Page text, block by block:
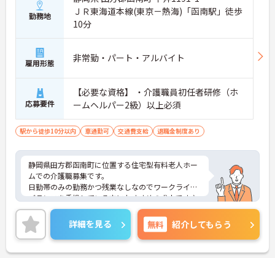
勤務地
ＪＲ東海道本線(東京－熱海)「函南駅」徒歩
10分
雇用形態 非常勤・パート・アルバイト
応募要件
【必要な資格】 ・介護職員初任者研修（ホ
ームヘルパー2級）以上必須
駅から徒歩10分以内 車通勤可 交通費支給 退職金制度あり
静岡県田方郡函南町に位置する住宅型有料老人ホー
ムでの介護職募集です。
日勤帯のみの勤務かつ残業なしなのでワークライフ
バランスを重視している方におすすめの求人です♪
ご興味のある方はご面接のポイントお伝えしますの
でご気軽にお問合せください。
詳細を見る 無料 紹介してもらう